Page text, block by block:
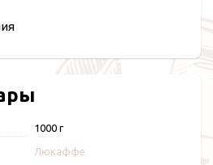
1000 г
Люкаффе